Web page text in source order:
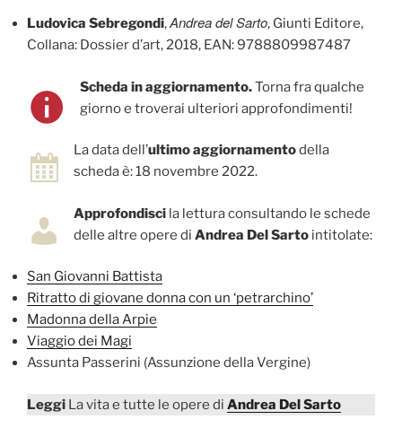
Ludovica Sebregondi,Andrea del Sarto, Giunti Editore,
Collana: Dossier d’art, 2018, EAN: 9788809987487
Scheda in aggiornamento.Torna fra qualche
giorno e troverai ulteriori approfondimenti!
La data dell’ultimo aggiornamentodella
scheda è: 18 novembre 2022.
Approfondisci la lettura consultando le schede
delle altre opere di Andrea Del Sarto intitolate:
San Giovanni Battista
Ritratto di giovane donna con un ‘petrarchino’
Madonna della Arpie
Viaggio dei Magi
Assunta Passerini (Assunzione della Vergine)
Leggi La vita e tutte le opere di Andrea Del Sarto